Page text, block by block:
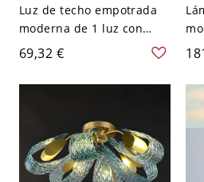
Luz de techo empotrada
moderna de 1 luz con
marco de metal y pantalla
de gel de sílice - Azul 110
A 120 V 40,64 cm Nube
69,32 €